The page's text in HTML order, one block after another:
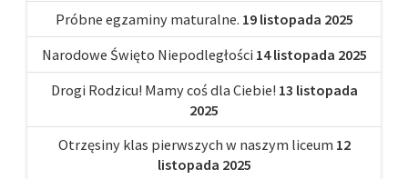
Próbne egzaminy maturalne. 19 listopada 2025
Narodowe Święto Niepodległości 14 listopada 2025
Drogi Rodzicu! Mamy coś dla Ciebie! 13 listopada
2025
Otrzęsiny klas pierwszych w naszym liceum 12
listopada 2025